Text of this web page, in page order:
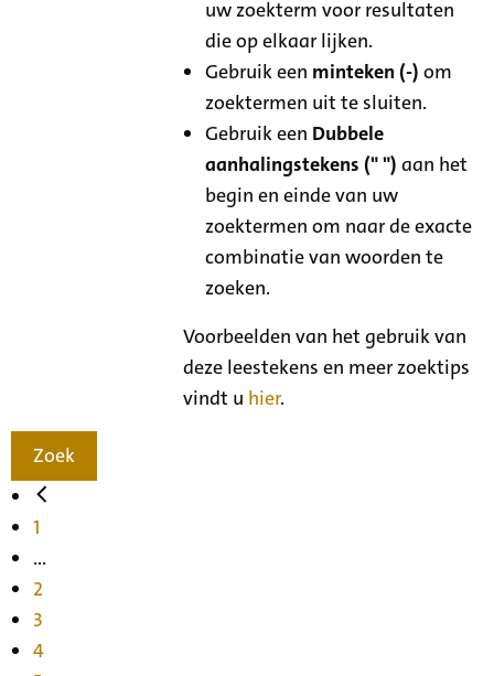
uw zoekterm voor resultaten
die op elkaar lijken.
Gebruik een minteken (-) om
zoektermen uit te sluiten.
Gebruik een Dubbele
aanhalingstekens (" ") aan het
begin en einde van uw
zoektermen om naar de exacte
combinatie van woorden te
zoeken.
Voorbeelden van het gebruik van
deze leestekens en meer zoektips
vindt u hier.
Zoek
1
...
2
3
4